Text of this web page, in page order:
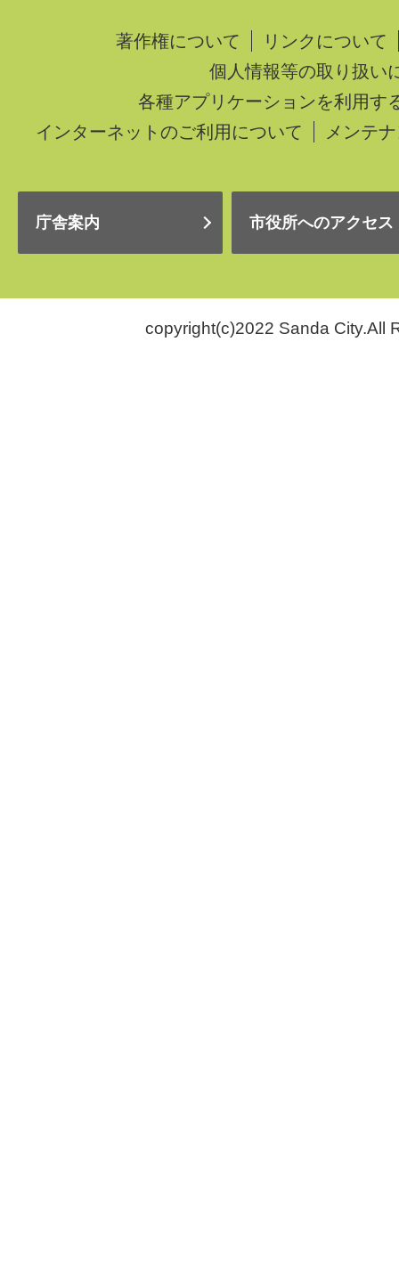
著作権について
リンクについて
個人情報等の取り扱い
各種アプリケーションを利用す
インターネットのご利用について
メンテ
庁舎案内 市役所へのアクセス
copyright(c)2022 Sanda City.All